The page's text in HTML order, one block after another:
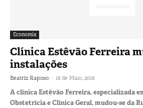
Economia
Clínica Estêvão Ferreira
instalações
Beatriz Raposo - 18 de Maio, 2018
A clínica Estêvão Ferreira, especializada
Obstetrícia e Clínica Geral, mudou-se da